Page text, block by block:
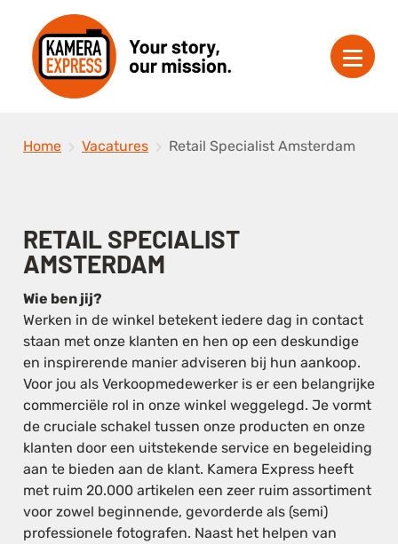
Home Vacatures Retail Specialist Amsterdam
RETAIL SPECIALIST
AMSTERDAM
Wie ben jij?
Werken in de winkel betekent iedere dag in contact
staan met onze klanten en hen op een deskundige
en inspirerende manier adviseren bij hun aankoop.
Voor jou als Verkoopmedewerker is er een belangrijke
commerciële rol in onze winkel weggelegd. Je vormt
de cruciale schakel tussen onze producten en onze
klanten door een uitstekende service en begeleiding
aan te bieden aan de klant. Kamera Express heeft
met ruim 20.000 artikelen een zeer ruim assortiment
voor zowel beginnende, gevorderde als (semi)
professionele fotografen. Naast het helpen van